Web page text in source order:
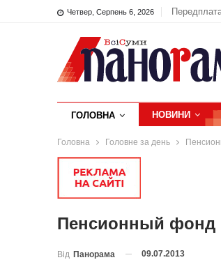
Четвер, Серпень 6, 2026
ГОЛОВНА НОВИНИ
Головна Головне за день
Пенсионный фонд
Від Панорама 09.07.2013